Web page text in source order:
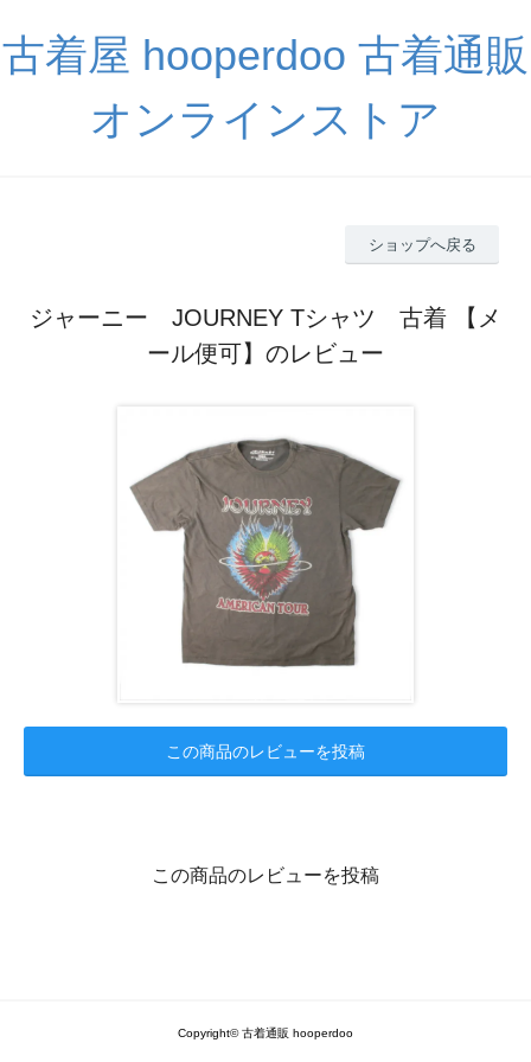
古着屋 hooperdoo 古着通販
オンラインストア
ショップへ戻る
ジャーニー JOURNEY Tシャツ 古着 【メ
ール便可】のレビュー
この商品のレビューを投稿
この商品のレビューを投稿
Copyright© 古着通販 hooperdoo